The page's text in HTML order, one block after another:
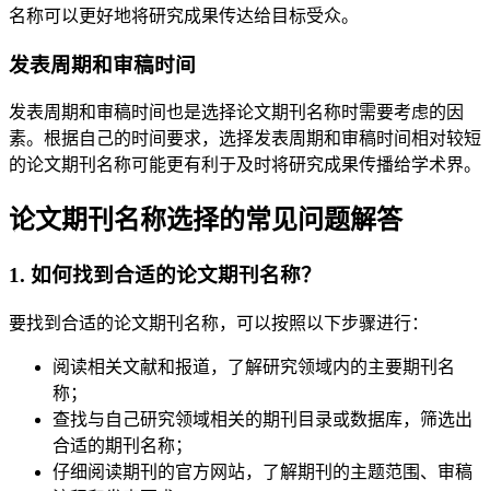
名称可以更好地将研究成果传达给目标受众。
发表周期和审稿时间
发表周期和审稿时间也是选择论文期刊名称时需要考虑的因
素。根据自己的时间要求，选择发表周期和审稿时间相对较短
的论文期刊名称可能更有利于及时将研究成果传播给学术界。
论文期刊名称选择的常见问题解答
1. 如何找到合适的论文期刊名称？
要找到合适的论文期刊名称，可以按照以下步骤进行：
阅读相关文献和报道，了解研究领域内的主要期刊名
称；
查找与自己研究领域相关的期刊目录或数据库，筛选出
合适的期刊名称；
仔细阅读期刊的官方网站，了解期刊的主题范围、审稿